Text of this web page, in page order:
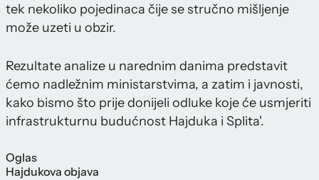
tek nekoliko pojedinaca čije se stručno mišljenje
može uzeti u obzir.
Rezultate analize u narednim danima predstavit
ćemo nadležnim ministarstvima, a zatim i javnosti,
kako bismo što prije donijeli odluke koje će usmjeriti
infrastrukturnu budućnost Hajduka i Splita'.
Oglas
Hajdukova objava